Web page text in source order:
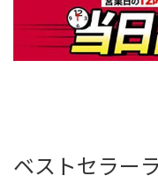
ベストセラー